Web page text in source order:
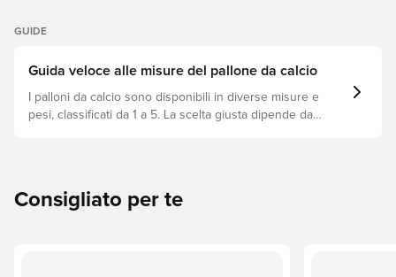
GUIDE
Guida veloce alle misure del pallone da calcio
I palloni da calcio sono disponibili in diverse misure e
pesi, classificati da 1 a 5. La scelta giusta dipende da
Consigliato per te